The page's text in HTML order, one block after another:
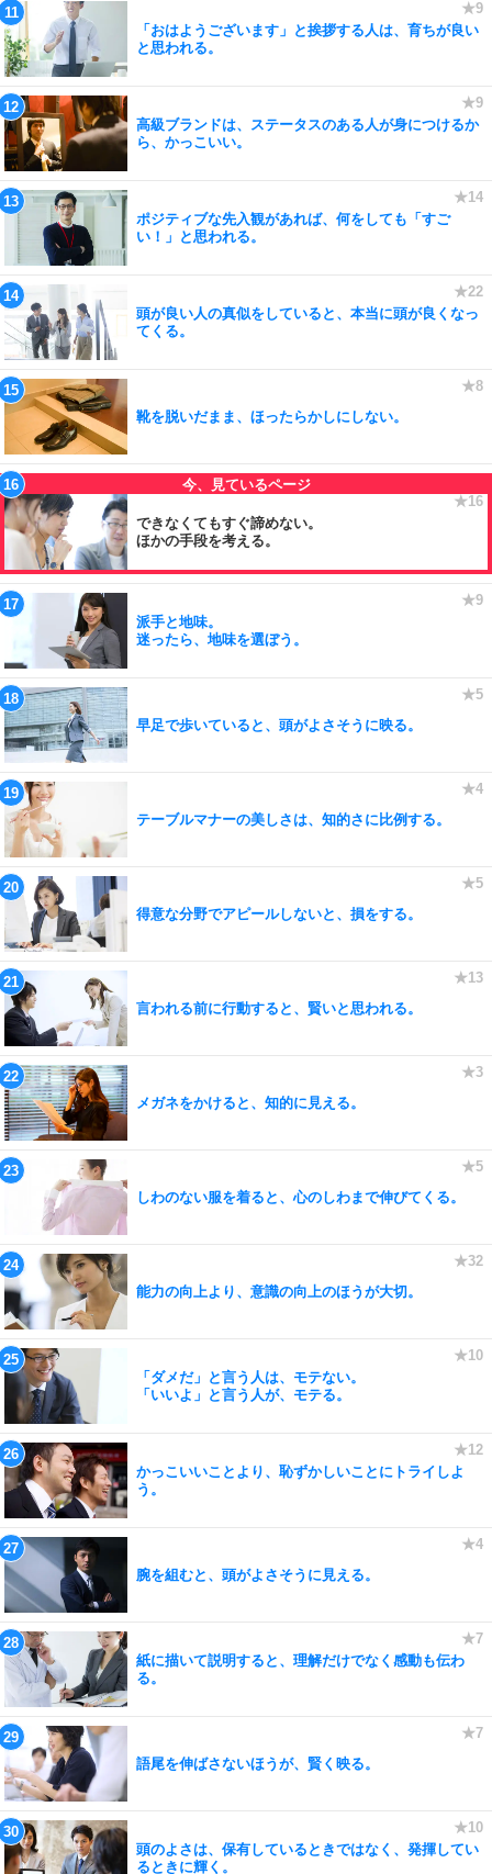
「おはようございます」と挨拶する人は、育ちが良い
と思われる。
高級ブランドは、ステータスのある人が身につけるか
ら、かっこいい。
ポジティブな先入観があれば、何をしても「すご
い！」と思われる。
頭が良い人の真似をしていると、本当に頭が良くなっ
てくる。
靴を脱いだまま、ほったらかしにしない。
できなくてもすぐ諦めない。
ほかの手段を考える。
派手と地味。
迷ったら、地味を選ぼう。
早足で歩いていると、頭がよさそうに映る。
テーブルマナーの美しさは、知的さに比例する。
得意な分野でアピールしないと、損をする。
言われる前に行動すると、賢いと思われる。
メガネをかけると、知的に見える。
しわのない服を着ると、心のしわまで伸びてくる。
能力の向上より、意識の向上のほうが大切。
「ダメだ」と言う人は、モテない。
「いいよ」と言う人が、モテる。
かっこいいことより、恥ずかしいことにトライしよ
う。
腕を組むと、頭がよさそうに見える。
紙に描いて説明すると、理解だけでなく感動も伝わ
る。
語尾を伸ばさないほうが、賢く映る。
頭のよさは、保有しているときではなく、発揮してい
るときに輝く。